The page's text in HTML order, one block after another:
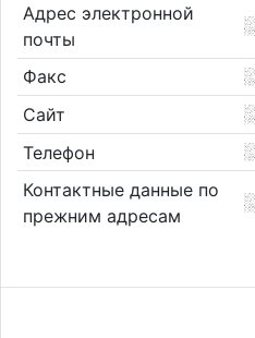
Адрес электронной
почты
Факс
Сайт
Телефон
Контактные данные по
прежним адресам